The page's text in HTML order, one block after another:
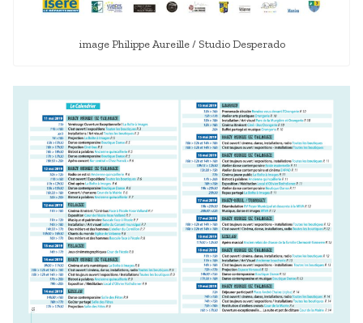
image Philippe Aureille / Studio Desperado